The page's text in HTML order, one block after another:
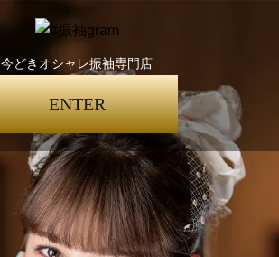
今どきオシャレ振袖専門店
ENTER